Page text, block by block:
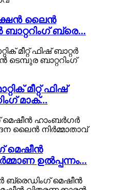
ലൈൻ
ബ്രെ...
മീറ്റ് ഫിഷ്
മാക്...
മെഷീൻ
ഉൽപ്പന്നം...